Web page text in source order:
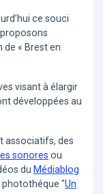
ce souci
de « Brest en
visant à élargir
développées au
associatifs, des
sonores ou
du Médiablog
photothéque "Un